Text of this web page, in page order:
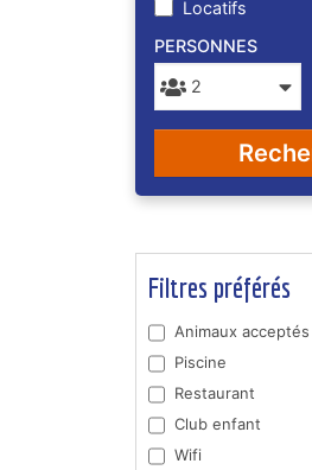
Locatifs
PERSONNES
Filtres préférés
Animaux acceptés
Piscine
Restaurant
Club enfant
Wifi